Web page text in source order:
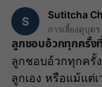
S Sutitcha
การเลี้ยงดูบุตร
ลูกชอบอ้วกทุกครั้ง
ลูกชอบอ้วกทุกครั้
ลูกเอง หรือแม้แต่